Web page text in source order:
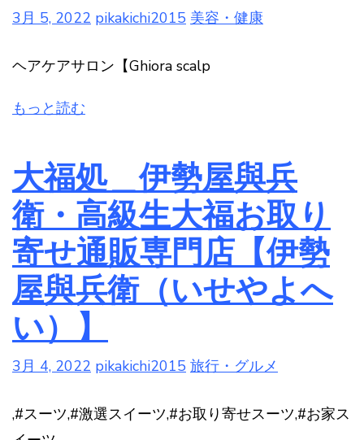
3月 5, 2022 pikakichi2015 美容・健康
ヘアケアサロン【Ghiora scalp
もっと読む
大福処＿伊勢屋與兵
衛・高級生大福お取り
寄せ通販専門店【伊勢
屋與兵衛（いせやよへ
い）】
3月 4, 2022 pikakichi2015 旅行・グルメ
,#スーツ,#激選スイーツ,#お取り寄せスーツ,#お家ス